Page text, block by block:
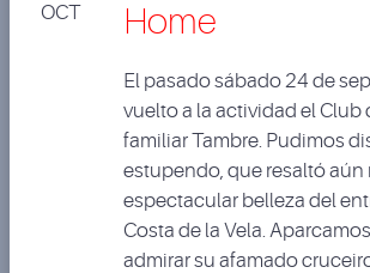
OCT
Home
El pasado sábado 24 de
vuelto a la actividad el Club
familiar Tambre. Pudimos
estupendo, que resaltó aún
espectacular belleza del
Costa de la Vela.
admirar su afamado